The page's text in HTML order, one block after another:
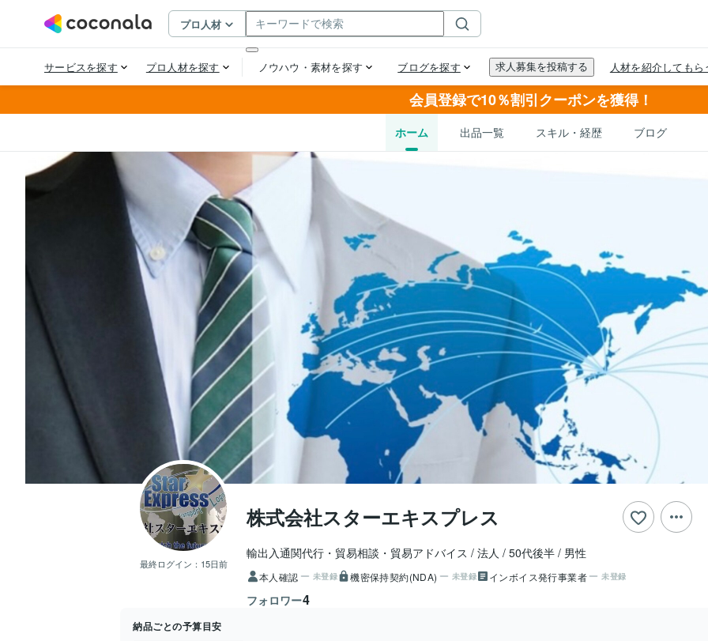
会員登録で10％割引クーポンを獲得！
ホーム 出品一覧 スキル・経歴 ブログ
最終ログイン： 15日前
株式会社スターエキスプレス
輸出入通関代行・貿易相談・貿易アドバイス 法人 50代後半 男性
本人確認 未登録 機密保持契約(NDA) 未登録 インボイス発行事業者 未登録
フォロワー4
納品ごとの予算目安